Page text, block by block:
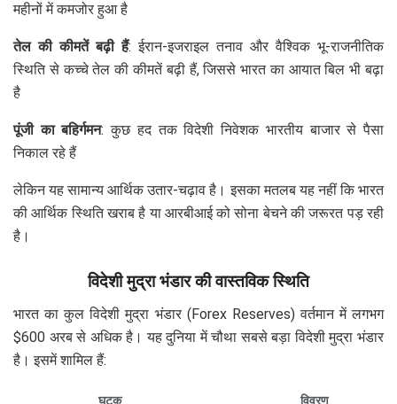
महीनों में कमजोर हुआ है
तेल की कीमतें बढ़ी हैं: ईरान-इजराइल तनाव और वैश्विक भू-राजनीतिक
स्थिति से कच्चे तेल की कीमतें बढ़ी हैं, जिससे भारत का आयात बिल भी बढ़ा
है
पूंजी का बहिर्गमन: कुछ हद तक विदेशी निवेशक भारतीय बाजार से पैसा
निकाल रहे हैं
लेकिन यह सामान्य आर्थिक उतार-चढ़ाव है। इसका मतलब यह नहीं कि भारत
की आर्थिक स्थिति खराब है या आरबीआई को सोना बेचने की जरूरत पड़ रही
है।
विदेशी मुद्रा भंडार की वास्तविक स्थिति
भारत का कुल विदेशी मुद्रा भंडार (Forex Reserves) वर्तमान में लगभग
$600 अरब से अधिक है। यह दुनिया में चौथा सबसे बड़ा विदेशी मुद्रा भंडार
है। इसमें शामिल हैं:
घटक विवरण